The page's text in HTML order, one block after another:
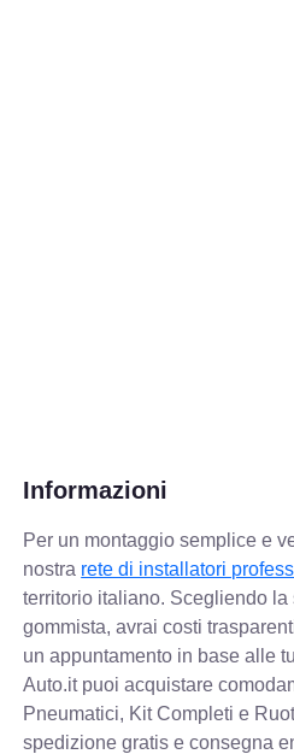
Informazioni
Per un montaggio semplice e
nostra rete di installatori
territorio italiano. Scegliendo la
gommista, avrai costi
un appuntamento in base alle
Auto.it puoi acquistare
Pneumatici, Kit Completi e
spedizione gratis e consegna